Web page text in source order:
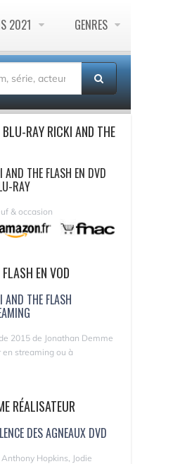
2021 GENRES
RAY RICKI AND THE
AND THE FLASH EN DVD
RAY
& occasion
EN VOD
AND THE FLASH
2015 de Jonathan Demme
en streaming ou à
RÉALISATEUR
DES AGNEAUX DVD
Hopkins, Jodie